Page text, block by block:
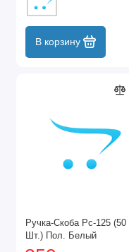
В корзину
Ручка-Скоба Рс-125 (50
Шт.) Пол. Белый